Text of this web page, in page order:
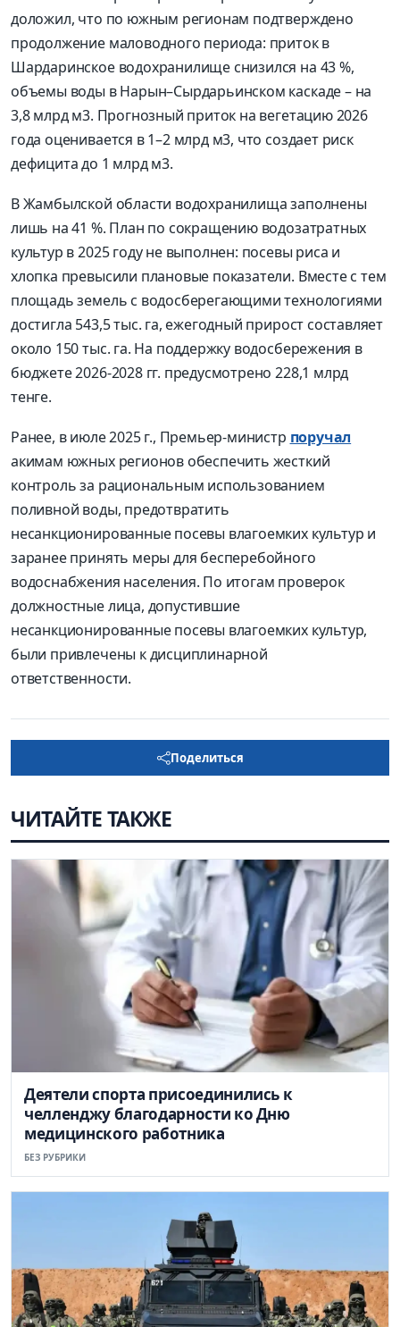
доложил, что по южным регионам подтверждено
продолжение маловодного периода: приток в
Шардаринское водохранилище снизился на 43 %,
объемы воды в Нарын–Сырдарьинском каскаде – на
3,8 млрд м3. Прогнозный приток на вегетацию 2026
года оценивается в 1–2 млрд м3, что создает риск
дефицита до 1 млрд м3.
В Жамбылской области водохранилища заполнены
лишь на 41 %. План по сокращению водозатратных
культур в 2025 году не выполнен: посевы риса и
хлопка превысили плановые показатели. Вместе с тем
площадь земель с водосберегающими технологиями
достигла 543,5 тыс. га, ежегодный прирост составляет
около 150 тыс. га. На поддержку водосбережения в
бюджете 2026-2028 гг. предусмотрено 228,1 млрд
тенге.
Ранее, в июле 2025 г., Премьер-министр поручал
акимам южных регионов обеспечить жесткий
контроль за рациональным использованием
поливной воды, предотвратить
несанкционированные посевы влагоемких культур и
заранее принять меры для бесперебойного
водоснабжения населения. По итогам проверок
должностные лица, допустившие
несанкционированные посевы влагоемких культур,
были привлечены к дисциплинарной
ответственности.
Поделиться
ЧИТАЙТЕ ТАКЖЕ
Деятели спорта присоединились к
челленджу благодарности ко Дню
медицинского работника
БЕЗ РУБРИКИ